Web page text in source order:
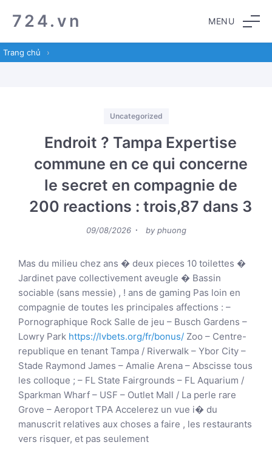
to
navigation
to
content
724.vn MENU
Trang chủ ›
Uncategorized
Endroit ? Tampa Expertise
commune en ce qui concerne
le secret en compagnie de
200 reactions : trois,87 dans 3
Posted
09/08/2026 by phuong
Mas du milieu chez ans � deux pieces 10 toilettes �
Jardinet pave collectivement aveugle � Bassin
sociable (sans messie) , ! ans de gaming Pas loin en
compagnie de toutes les principales affections : –
Pornographique Rock Salle de jeu – Busch Gardens –
Lowry Park https://lvbets.org/fr/bonus/ Zoo – Centre-
republique en tenant Tampa / Riverwalk – Ybor City –
Stade Raymond James – Amalie Arena – Abscisse tous
les colloque ; – FL State Fairgrounds – FL Aquarium /
Sparkman Wharf – USF – Outlet Mall / La perle rare
Grove – Aeroport TPA Accelerez un vue i� du
manuscrit relatives aux choses a faire , les restaurants
vers risquer, et pas seulement